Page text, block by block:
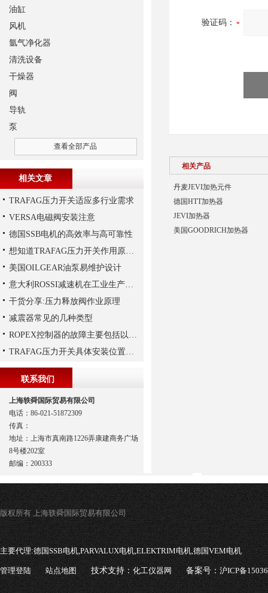
验证码：
相关产品
丹麦JEVI加热元件
德国HTT加热器
JEVI加热器
美国GOODRICH加热器
油缸
风机
氩气净化器
清洗设备
干燥器
阀
导轨
泵
查看全部产品
相关文章
TRAFAG压力开关适应多行业需求
VERSA电磁阀安装注意
德国SSB电机的高效率与高可靠性
想知道TRAFAG压力开关作用原理，那就看本文
美国OILGEAR油泵易维护设计
意大利ROSSI减速机在工业生产中的主要应用场景与技术优势
干货分享:压力释放阀作业原理
减震器常见的几种类型
ROPEX控制器的故障主要包括以下几种情况
TRAFAG压力开关具体安装位置的选择
联系我们
上海轶舜国际贸易有限公司
电话：86-021-51872309
传真：
地址：上海市真南路1226弄康建商务广场
8号楼202室
邮编：200333
版权所有 上海轶舜国际贸易有限公司
主要代理:德国SSB电机,PARVALUX电机,ELEKTRIM电机,德国VEM电机
管理登陆 站点地图 技术支持：化工仪器网 备案号：沪ICP备